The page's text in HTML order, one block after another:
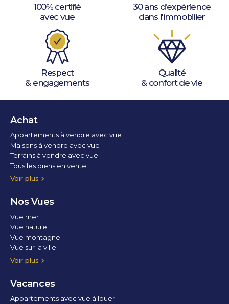
100% certifié
avec vue
30 ans d'expérience
dans l'immobilier
Respect
& engagements
Qualité
& confort de vie
Achat
Voir plus
Appartements à vendre avec vue
Maisons à vendre avec vue
Terrains à vendre avec vue
Tous les biens en vente
Nos Vues
Voir plus
Vue mer
Vue nature
Vue montagne
Vue sur la ville
Vue parc
Vue fleuve
Vue lac
Vue marina / port
Vacances
Appartements avec vue à louer